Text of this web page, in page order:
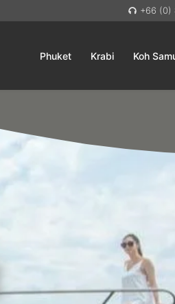
+66 (0)
Phuket Krabi Koh